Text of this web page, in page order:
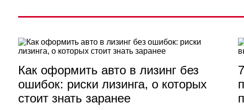
Как оформить авто в лизинг без
ошибок: риски лизинга, о которых
стоит знать заранее